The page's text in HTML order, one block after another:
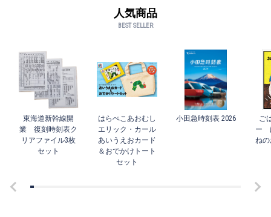
人気商品
BEST SELLER
東海道新幹線開
業 復刻時刻表ク
リアファイル3枚
セット
はらぺこあおむし
エリック・カール
あいうえおカード
＆おでかけトート
セット
小田急時刻表 2026
ご
ー
ね